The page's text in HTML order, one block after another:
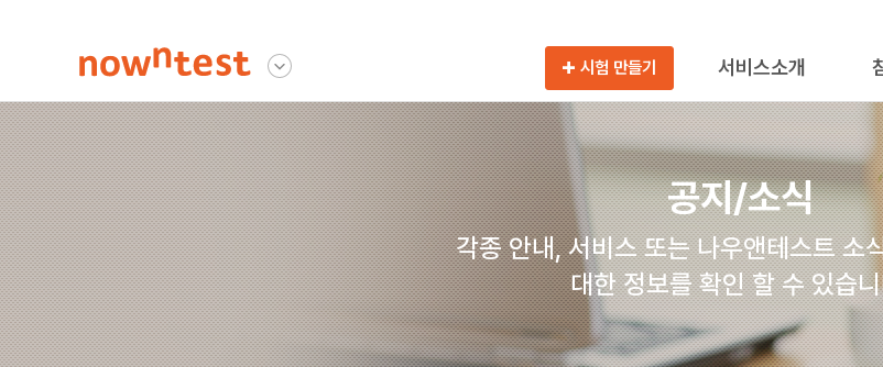
다른사이트 보기
시험 만들기
서비스소개
공지/소식
각종 안내, 서비스 또는 나우앤테스트 소
대한 정보를 확인 할 수 있습